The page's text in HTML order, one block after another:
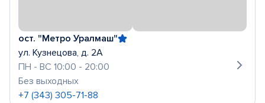
ост. "Метро Уралмаш"
ул. Кузнецова, д. 2А
ПН - ВС 10:00 - 20:00
Без выходных
+7 (343) 305-71-88